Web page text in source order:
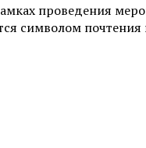
проведения
символом